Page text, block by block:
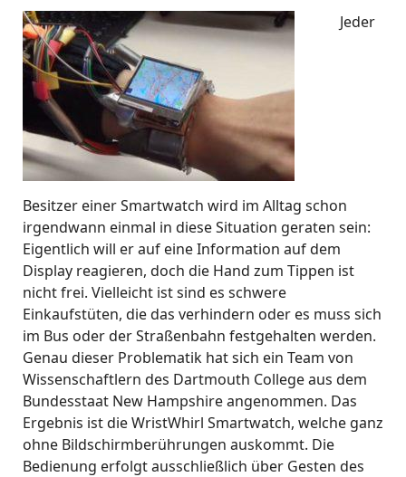
Jeder
Besitzer einer Smartwatch wird im Alltag schon
irgendwann einmal in diese Situation geraten sein:
Eigentlich will er auf eine Information auf dem
Display reagieren, doch die Hand zum Tippen ist
nicht frei. Vielleicht ist sind es schwere
Einkaufstüten, die das verhindern oder es muss sich
im Bus oder der Straßenbahn festgehalten werden.
Genau dieser Problematik hat sich ein Team von
Wissenschaftlern des Dartmouth College aus dem
Bundesstaat New Hampshire angenommen. Das
Ergebnis ist die WristWhirl Smartwatch, welche ganz
ohne Bildschirmberührungen auskommt. Die
Bedienung erfolgt ausschließlich über Gesten des